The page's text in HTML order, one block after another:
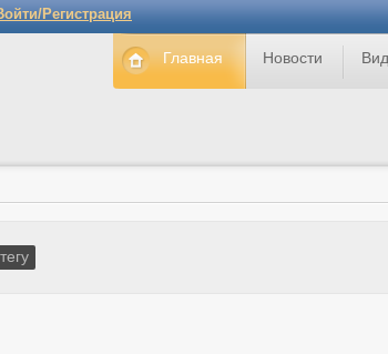
Регистрация
Главная Новости